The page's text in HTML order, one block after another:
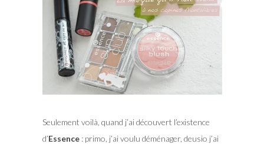
Seulement voilà, quand j’ai découvert l’existence
d’Essence: primo, j’ai voulu déménager, deusio j’ai